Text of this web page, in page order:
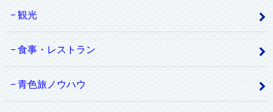
観光
食事・レストラン
青色旅ノウハウ